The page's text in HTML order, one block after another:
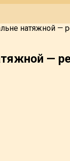
натяжной —
—